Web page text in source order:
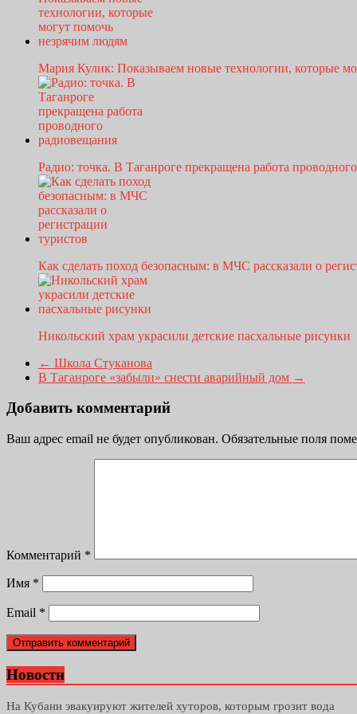
Мария Кулик: Показываем новые технологии, которые
Радио: точка. В Таганроге прекращена работа
Как сделать поход безопасным: в МЧС рассказали о
Никольский храм украсили детские пасхальные рисунки
← Школа Стуканова
В Таганроге «забыли» снести аварийный дом →
Добавить комментарий
Ваш адрес email не будет опубликован. Обязательные поля
Комментарий *
Имя *
Email *
Новости
На Кубани эвакуируют жителей хуторов, которым грозит вода